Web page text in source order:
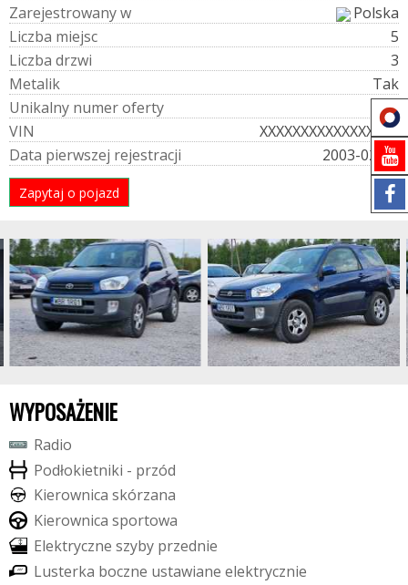
Zarejestrowanyw
Polska
Liczba miejsc
5
Liczba drzwi
3
Metalik
Tak
Unikalny numeroferty
716
VIN
XXXXXXXXXXXXXXXXX
Data pierwszej rejestracji 2003-02-11
Zapytaj o pojazd
WYPOSAŻENIE
Radio
Podłokietniki - przód
Kierownica skórzana
Kierownica sportowa
Elektryczne szyby przednie
Lusterka boczne ustawiane elektrycznie